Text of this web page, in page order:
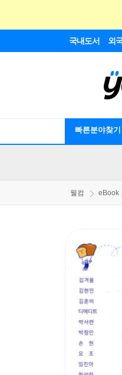
국내도서 외
빠른분야찾기
웰컴 eBook